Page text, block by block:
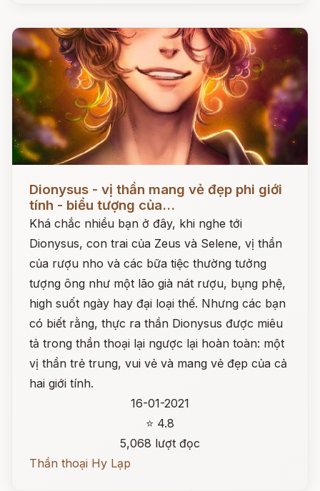
Dionysus - vị thần mang vẻ đẹp phi giới
tính - biểu tượng của...
Khá chắc nhiều bạn ở đây, khi nghe tới
Dionysus, con trai của Zeus và Selene, vị thần
của rượu nho và các bữa tiệc thường tưởng
tượng ông như một lão già nát rượu, bụng phệ,
high suốt ngày hay đại loại thế. Nhưng các bạn
có biết rằng, thực ra thần Dionysus được miêu
tả trong thần thoại lại ngược lại hoàn toàn: một
vị thần trẻ trung, vui vẻ và mang vẻ đẹp của cả
hai giới tính.
16-01-2021
⭐ 4.8
5,068 lượt đọc
Thần thoại Hy Lạp